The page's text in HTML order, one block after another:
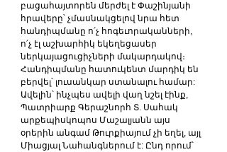
բացահայտորեն մերժել է Փաշինյանի
հրավերը՝ չմասնակցելով նրա հետ
հանդիպմանը ո՛չ հոգեւորականների,
ո՛չ էլ աշխարհիկ եկեղեցասեր
ներկայացուցիչների մակարդակով։
Հանդիպմանը հատուկենտ մարդիկ են
բերվել՝ լուսանկար ստանալու համար:
Ավելին՝ ինչպես ավելի վաղ նշել էինք,
Պատրիարք Գերաշնորհ Տ. Սահակ
արքեպիսկոպոս Մաշալյանն այս
օրերին անգամ Թուրքիայում չի եղել, այլ
Միացյալ Նահանգներում է: Ընդ որում՝